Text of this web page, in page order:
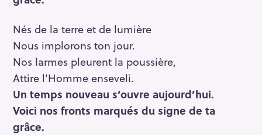
Nés de la terre et de lumière
Nous implorons ton jour.
Nos larmes pleurent la poussière,
Attire l’Homme enseveli.
Un temps nouveau s’ouvre aujourd’hui.
Voici nos fronts marqués du signe de ta
grâce.